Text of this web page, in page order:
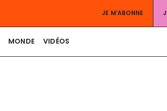
JE M’ABONNE
MONDE VIDÉOS